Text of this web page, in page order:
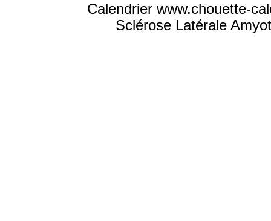
Calendrier www.chouette-
Sclérose Latérale